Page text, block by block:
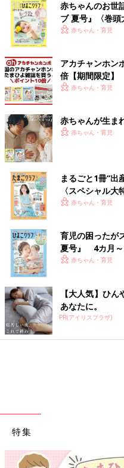
赤ちゃんのお世
ブ 夏号』〈巻
く！ おっぱい・
赤ちゃん・育児
アカチャンホン
倍【期間限定】
赤ちゃん・育児
赤ちゃんが生ま
赤ちゃん・育児
まるごと1冊“出
〈スペシャル
赤ちゃん・育児
育児の困ったが
夏号』 4カ月～
いっぱい！
赤ちゃん・育児
【大人気】ひ
あなたに。
PR(アイリスプラザ)
特集
【ワクチン接種できるも